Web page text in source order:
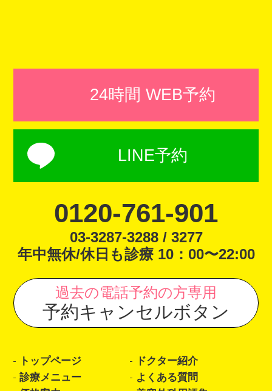
24時間 WEB予約
LINE予約
0120-761-901
03-3287-3288 / 3277
年中無休/休日も診療 10：00〜22:00
過去の電話予約の方専用
予約キャンセルボタン
トップページ
ドクター紹介
診療メニュー
よくある質問